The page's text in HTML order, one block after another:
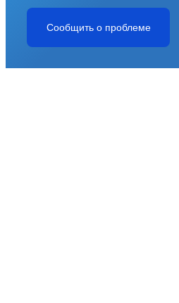
Сообщить о проблеме